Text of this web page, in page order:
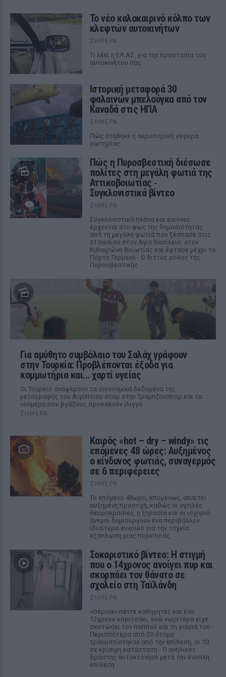
Το νέο καλοκαιρινό κόλπο των
κλεφτών αυτοκινήτων
ΣΉΜΕΡΑ
Tι λέει η ΕΛ.ΑΣ. για την προστασία του
αυτοκινήτου σας
Ιστορική μεταφορά 30
φαλαινών μπελούγκα από τον
Καναδά στις ΗΠΑ
ΣΉΜΕΡΑ
Πώς στήθηκε η αεροπορική γέφυρα
σωτηρίας
Πώς η Πυροσβεστική διέσωσε
πολίτες στη μεγάλη φωτιά της
Αττικοβοιωτίας ‑
Συγκλονιστικά βίντεο
ΣΉΜΕΡΑ
Συγκλονιστικά πλάνα και εικόνες
έρχονται στο φως της δημοσιότητας
από τη μεγάλη φωτιά που ξέσπασε στις
31 Ιουλίου στον Αγιο Βασίλειο, στον
Κιθαιρώνα Βοιωτίας και έφτασε μέχρι το
Πόρτο Γερμενό - Ο διττός ρόλος της
Πυροσβεστικής
Για αμύθητο συμβόλαιο του Σαλάχ γράφουν
στην Τουρκία: Προβλέπονται έξοδα για
κομμωτήρια και... χαρτί υγείας
Οι Τούρκοί αναφέρουν τα οικονομικά δεδομένα της
μεταγραφής του Αιγύπτιου σταρ στην Τραμπζονσπόρ και τα
νούμερα που βγάζουν, προκαλούν ίλιγγο
ΣΉΜΕΡΑ
Καιρός «hot – dry – windy» τις
επόμενες 48 ώρες: Αυξημένος
ο κίνδυνος φωτιάς, συναγερμός
σε 6 περιφέρειες
ΣΉΜΕΡΑ
Το επόμενο 48ωρο, επομένως, απαιτεί
αυξημένη προσοχή, καθώς οι υψηλές
θερμοκρασίες, η ξηρασία και οι ισχυροί
άνεμοι δημιουργούν ένα περιβάλλον
ιδιαίτερα ευνοϊκό για την ταχεία
εξάπλωση μιας πυρκαγιάς
Σοκαριστικό βίντεο: Η στιγμή
που ο 14χρονος ανοίγει πυρ και
σκορπάει τον θάνατο σε
σχολείο στη Ταϊλάνδη
ΣΉΜΕΡΑ
«Θέρισε» πέντε καθηγητές και ένα
12χρονο κοριτσάκι, ενώ νωρίτερα είχε
σκοτώσει τον παππού και τη γιαγιά του -
Περισσότερα από 20 άτομα
τραυματίστηκαν από την επίθεση, οι 10
σε κρίσιμη κατάσταση - Ο ανήλικος
δράστης αυτοκτόνησε μετά την ένοπλη
επίθεση